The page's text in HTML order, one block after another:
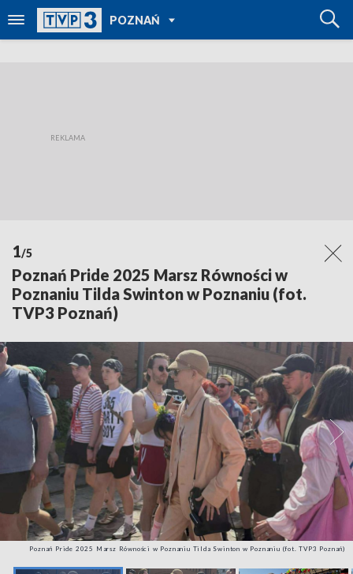
POZNAŃ
POWRÓT DO
TVP REGIONY
1/5
Poznań Pride 2025 Marsz Równości w
Poznaniu Tilda Swinton w Poznaniu (fot.
TVP3 Poznań)
Poznań Pride 2025 Marsz Równości w Poznaniu Tilda Swinton w Poznaniu (fot. TVP3 Poznań)